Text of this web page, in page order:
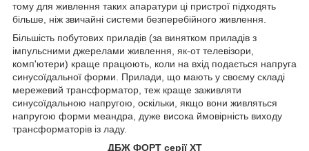
тому для живлення таких апаратури ці пристрої підходять
більше, ніж звичайні системи безперебійного живлення.
Більшість побутових приладів (за винятком приладів з
імпульсними джерелами живлення, як-от телевізори,
комп'ютери) краще працюють, коли на вхід подається напруга
синусоїдальної форми. Прилади, що мають у своєму складі
мережевий трансформатор, теж краще заживляти
синусоїдальною напругою, оскільки, якщо вони живляться
напругою форми меандра, дуже висока ймовірність виходу
трансформаторів із ладу.
ДБЖ ФОРТ серії XT